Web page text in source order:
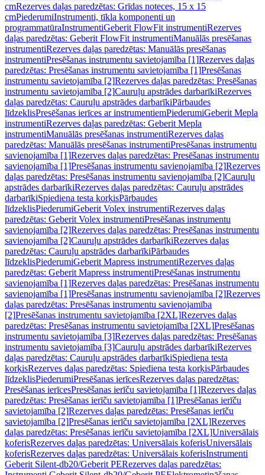
cmRezerves daļas paredzētas: Grīdas noteces, 15 x 15
cmPiederumiInstrumenti, tīkla komponenti un
programmatūraInstrumentiGeberit FlowFit instrumentiRezerves
daļas paredzētas: Geberit FlowFit instrumentiManuālās presēšanas
instrumentiRezerves daļas paredzētas: Manuālās presēšanas
instrumentiPresēšanas instrumentu savietojamība [1]Rezerves daļas
paredzētas: Presēšanas instrumentu savietojamība [1]Presēšanas
instrumentu savietojamība [2]Rezerves daļas paredzētas: Presēšanas
instrumentu savietojamība [2]Cauruļu apstrādes darbarīkiRezerves
daļas paredzētas: Cauruļu apstrādes darbarīkiPārbaudes
līdzeklisPresēšanas ierīces ar instrumentiemPiederumiGeberit Mepla
instrumentiRezerves daļas paredzētas: Geberit Mepla
instrumentiManuālās presēšanas instrumentiRezerves daļas
paredzētas: Manuālās presēšanas instrumentiPresēšanas instrumentu
savienojamība [1]Rezerves daļas paredzētas: Presēšanas instrumentu
savienojamība [1]Presēšanas instrumentu savienojamība [2]Rezerves
daļas paredzētas: Presēšanas instrumentu savienojamība [2]Cauruļu
apstrādes darbarīkiRezerves daļas paredzētas: Cauruļu apstrādes
darbarīkiSpiediena testa korķisPārbaudes
līdzeklisPiederumiGeberit Volex instrumentiRezerves daļas
paredzētas: Geberit Volex instrumentiPresēšanas instrumentu
savienojamība [2]Rezerves daļas paredzētas: Presēšanas instrumentu
savienojamība [2]Cauruļu apstrādes darbarīkiRezerves daļas
paredzētas: Cauruļu apstrādes darbarīkiPārbaudes
līdzeklisPiederumiGeberit Mapress instrumentiRezerves daļas
paredzētas: Geberit Mapress instrumentiPresēšanas instrumentu
savienojamība [1]Rezerves daļas paredzētas: Presēšanas instrumentu
savienojamība [1]Presēšanas instrumentu savienojamība [2]Rezerves
daļas paredzētas: Presēšanas instrumentu savienojamība
[2]Presēšanas instrumentu savietojamība [2XL]Rezerves daļas
paredzētas: Presēšanas instrumentu savietojamība [2XL]Presēšanas
instrumentu savietojamība [3]Rezerves daļas paredzētas: Presēšanas
instrumentu savietojamība [3]Cauruļu apstrādes darbarīkiRezerves
daļas paredzētas: Cauruļu apstrādes darbarīkiSpiediena testa
korķisRezerves daļas paredzētas: Spiediena testa korķisPārbaudes
līdzeklisPiederumiPresēšanas ierīcesRezerves daļas paredzētas:
Presēšanas ierīcesPresēšanas ierīču savietojamība [1]Rezerves daļas
paredzētas: Presēšanas ierīču savietojamība [1]Presēšanas ierīču
savietojamība [2]Rezerves daļas paredzētas: Presēšanas ierīču
savietojamība [2]Presēšanas ierīču savietojamība [2XL]Rezerves
daļas paredzētas: Presēšanas ierīču savietojamība [2XL]Universālais
koferisRezerves daļas paredzētas: Universālais koferisUniversālais
koferisRezerves daļas paredzētas: Universālais koferisInstrumenti
Geberit Silent-db20/Geberit PERezerves daļas paredzētas: